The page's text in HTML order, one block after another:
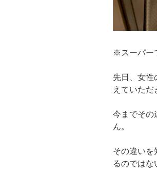
※スーパー
先日、女性
えていただ
今までその
ん。
その違いを
るのではな